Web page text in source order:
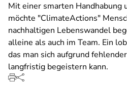
Mit einer smarten Handhabung
möchte "ClimateActions"
nachhaltigen Lebenswandel
alleine als auch im Team. Ein
das man sich aufgrund
langfristig begeistern kann.